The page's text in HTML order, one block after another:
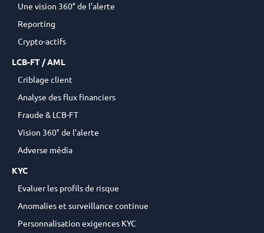
Une vision 360° de l’alerte
Reporting
Crypto-actifs
LCB-FT / AML
Criblage client
Analyse des flux financiers
Fraude & LCB-FT
Vision 360° de l’alerte
Adverse média
KYC
Evaluer les profils de risque
Anomalies et surveillance continue
Personnalisation exigences KYC